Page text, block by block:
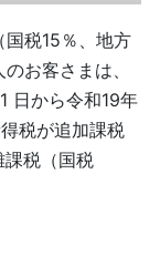
税15％、地方
お客さまは、
日から令和19年
税が追加課税
税（国税